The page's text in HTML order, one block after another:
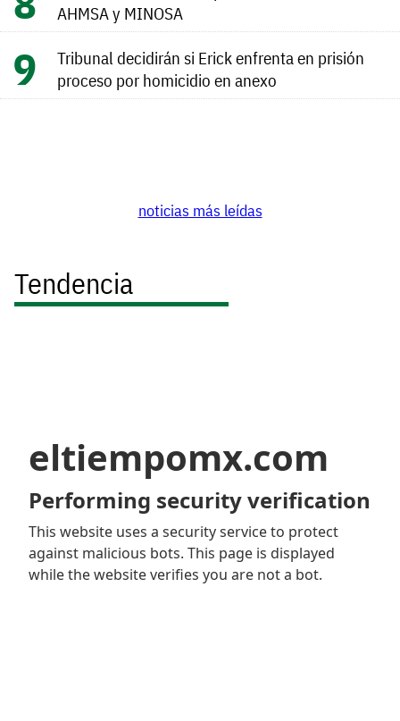
AHMSA y MINOSA
Tribunal decidirán si Erick enfrenta en prisión
proceso por homicidio en anexo
noticias más leídas
Tendencia